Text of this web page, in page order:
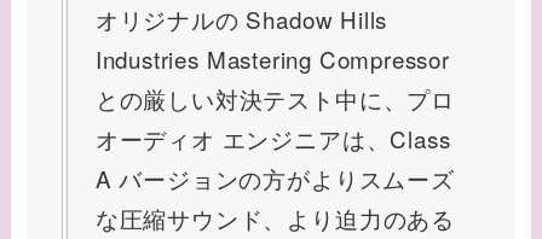
オリジナルの Shadow Hills
Industries Mastering Compressor
との厳しい対決テスト中に、プロ
オーディオ エンジニアは、Class
A バージョンの方がよりスムーズ
な圧縮サウンド、より迫力のある